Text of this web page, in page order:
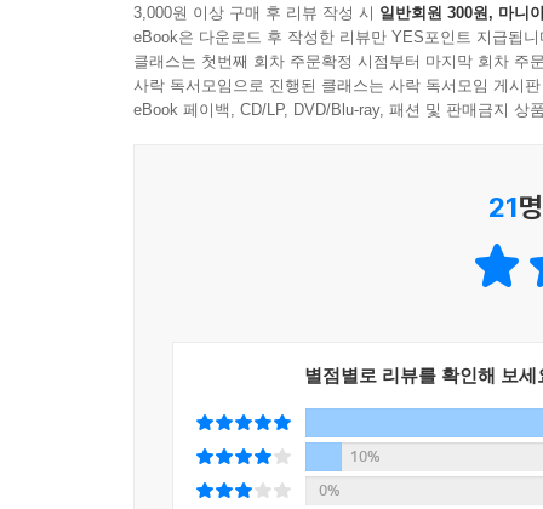
일대일 미팅에서 1페이지의 핵심 포인트는 한 장
있다는 점이다. 무엇을 원하는지 확실히 밝히면서
--- p.143, 「PART 3. 오늘의 업무부터 인생 설계
--- p.193, 「PART 4. 우선 손으로 쓰며 생각한다」중에서
1페이지를 잘 써먹을 수 있는
6개 카테고리, 15개의 사례, 그 외의 팁들
반드시 염두에 두어야 하는 여러 사항을 언급하
페이지는 독자의 이해를 돕고 책의 실용성을 높
3,000원 이상 구매 후 리뷰 작성 시 일반회원 300원, 마니
eBook은 다운로드 후 작성한 리뷰만 YES포인트 지급됩니
클래스는 첫번째 회차 주문확정 시점부터 마지막 회차 주
사락 독서모임으로 진행된 클래스는 사락 독서모임 게시
eBook 페이백, CD/LP, DVD/Blu-ray, 패션 및 판매금지 상
21
별점별로 리뷰를 확인해 보세
10%
0%